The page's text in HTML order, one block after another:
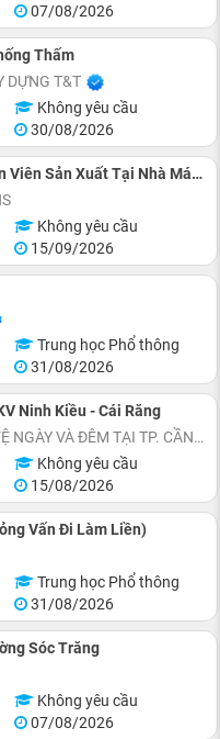
07/08/2026
Thấm
DỰNG T&T
Không yêu cầu
30/08/2026
[Vĩnh Long] Cần Tuyển 50 Nhân Viên Sản Xuất Tại Nhà Máy Nhật
Không yêu cầu
15/09/2026
Trung học Phổ thông
31/08/2026
Ninh Kiều - Cái Răng
CN CTY CỔ PHẦN TMDV BẢO VỆ NGÀY VÀ ĐÊM TẠI TP. CẦN THƠ
Không yêu cầu
15/08/2026
Vấn Đi Làm Liền)
Trung học Phổ thông
31/08/2026
Sóc Trăng
Không yêu cầu
07/08/2026